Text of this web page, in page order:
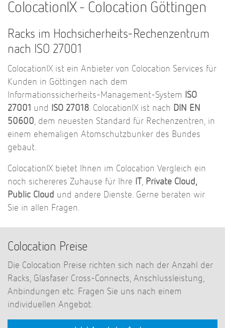
ColocationIX - Colocation Göttingen
Racks im Hochsicherheits-Rechenzentrum
nach ISO 27001
ColocationIX ist ein Anbieter von Colocation Services für
Kunden in Göttingen nach dem
Informationssicherheits-Management-System
ISO
27001 und ISO 27018. ColocationIX ist nach DIN EN
50600, dem neuesten Standard für Rechenzentren, in
einem ehemaligen Atomschutzbunker des Bundes
gebaut.
ColocationIX bietet Ihnen im Colocation Vergleich ein
noch sichereres Zuhause für Ihre IT, Private Cloud,
Public Cloud und andere Dienste. Gerne beraten wir
Sie in allen Fragen.
Colocation Preise
Die Colocation Preise richten sich nach der Anzahl der
Racks, Glasfaser Cross-Connects, Anschlussleistung,
Anbindungen etc. Fragen Sie uns nach einem
individuellen Angebot.